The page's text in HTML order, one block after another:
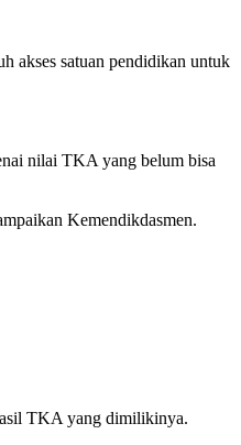
akses satuan pendidikan untuk
nilai TKA yang belum bisa
Kemendikdasmen.
TKA yang dimilikinya.